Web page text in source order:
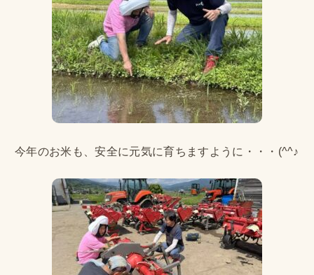
今年のお米も、安全に元気に育ちますように・・・(^^♪